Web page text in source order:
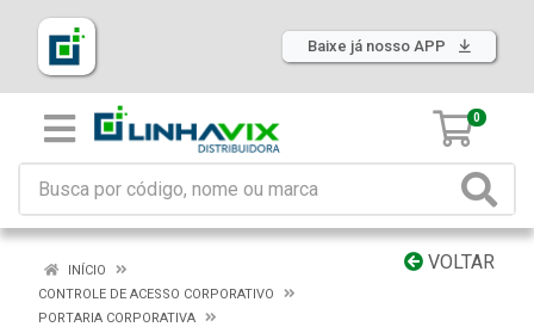
Baixe já nosso APP
0
VOLTAR
INÍCIO
CONTROLE DE ACESSO CORPORATIVO
PORTARIA CORPORATIVA